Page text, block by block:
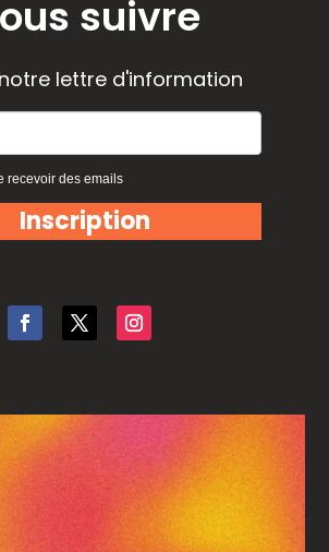
suivre
lettre d'information
recevoir des emails
Inscription